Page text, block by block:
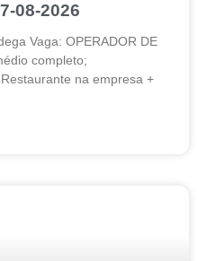
08-2026
Vaga: OPERADOR DE
completo;
na empresa +